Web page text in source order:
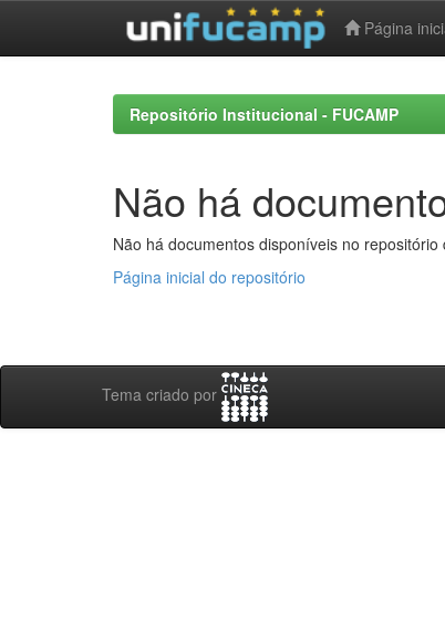
Página
Repositório Institucional - FUCAMP
Não há
Não há documentos disponíveis no
Página inicial do repositório
Tema criado por